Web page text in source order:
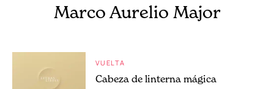
Marco Aurelio Major
VUELTA
Cabeza de linterna mágica